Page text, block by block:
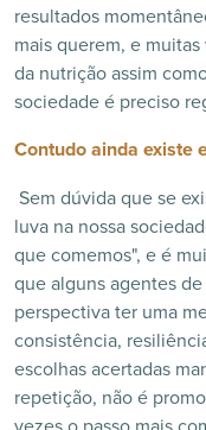
resultados
mais querem, e
da nutrição assim
sociedade é preciso
Contudo ainda existe
Sem dúvida que se
luva na nossa
que comemos", e é
que alguns agentes
perspectiva ter uma
consistência,
escolhas acertadas
repetição, não é